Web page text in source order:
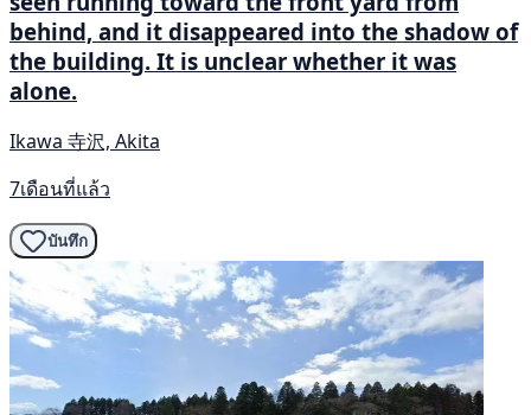
behind, and it disappeared into the shadow of
the building. It is unclear whether it was
alone.
Ikawa 寺沢, Akita
7เดือนที่แล้ว
บันทึก